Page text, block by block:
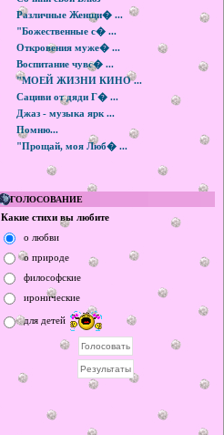
Различные Женщи� ...
"Божественные с� ...
Откровения муже� ...
Воспитание чувс� ...
"МОЕЙ ЖИЗНИ КИНО ...
Сациви от дяди Г� ...
Джаз - музыка ярк ...
Помню...
"Прощай, моя Люб� ...
ГОЛОСОВАНИЕ
Какие стихи вы любите
о любви
о природе
философские
иронические
для детей